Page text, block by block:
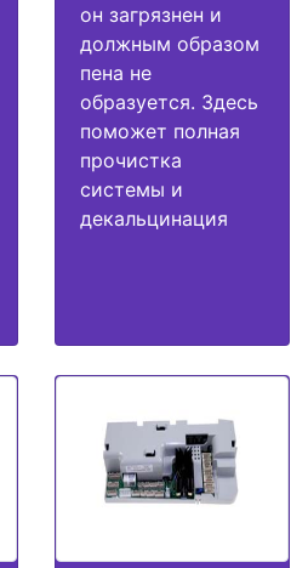
он загрязнен и
должным образом
пена не
образуется. Здесь
поможет полная
прочистка
системы и
декальцинация